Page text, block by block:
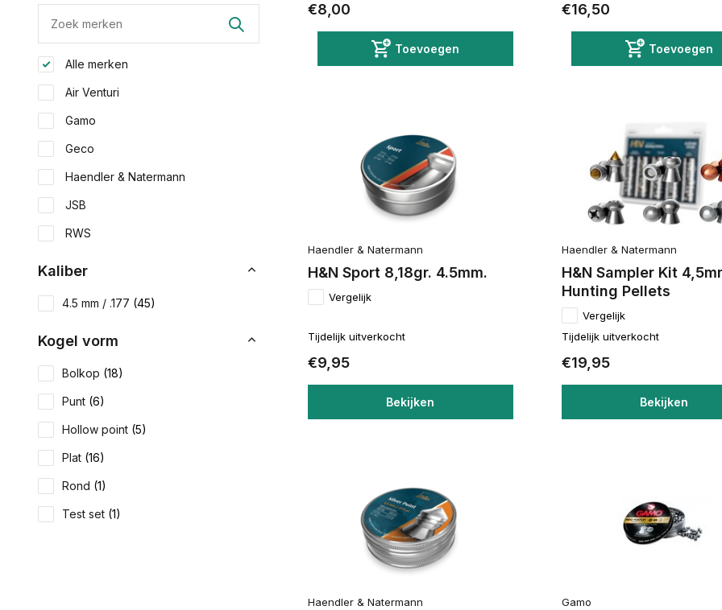
Alle merken
Air Venturi
Gamo
Geco
Haendler & Natermann
JSB
RWS
Kaliber
4.5 mm / .177 (45)
Kogel vorm
Bolkop (18)
Punt (6)
Hollow point (5)
Plat (16)
Rond (1)
Test set (1)
€8,00
Toevoegen
€16,50
Toevoegen
Haendler & Natermann
H&N Sport 8,18gr. 4.5mm.
Vergelijk
Tijdelijk uitverkocht
€9,95
Bekijken
Haendler & Natermann
H&N Sampler Kit
Hunting Pellets
Vergelijk
Tijdelijk uitverkocht
€19,95
Bekijken
Haendler & Natermann Gamo